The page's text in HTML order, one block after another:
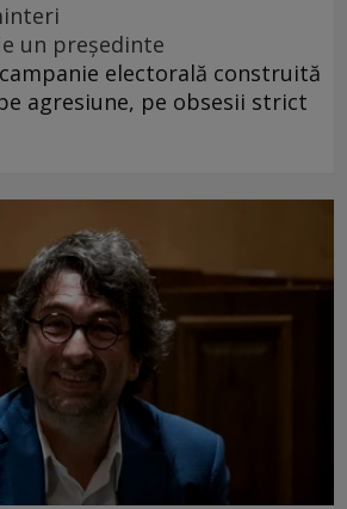
un președinte
electorală construită
agresiune, pe obsesii strict